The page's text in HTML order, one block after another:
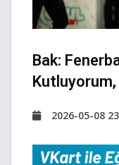
Bak:
Kutluyorum,
2026-05-08